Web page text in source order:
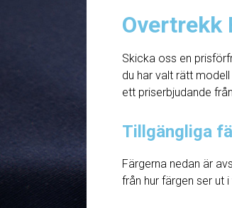
Overtrekk
Skicka oss en
du har valt rätt
ett priserbjudande
Tillgängliga
Färgerna nedan är
från hur färgen ser ut